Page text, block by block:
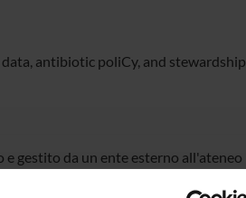
antibiotic poliCy, and stewardship
e gestito da un ente esterno all'ateneo